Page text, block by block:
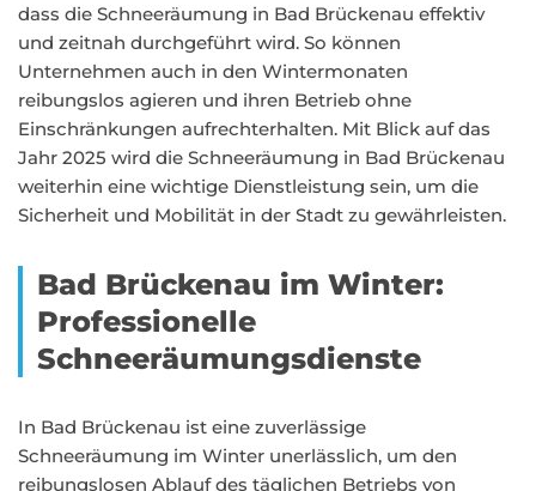
dass die Schneeräumung in Bad Brückenau effektiv
und zeitnah durchgeführt wird. So können
Unternehmen auch in den Wintermonaten
reibungslos agieren und ihren Betrieb ohne
Einschränkungen aufrechterhalten. Mit Blick auf das
Jahr 2025 wird die Schneeräumung in Bad Brückenau
weiterhin eine wichtige Dienstleistung sein, um die
Sicherheit und Mobilität in der Stadt zu gewährleisten.
Bad Brückenau im Winter:
Professionelle
Schneeräumungsdienste
In Bad Brückenau ist eine zuverlässige
Schneeräumung im Winter unerlässlich, um den
reibungslosen Ablauf des täglichen Betriebs von